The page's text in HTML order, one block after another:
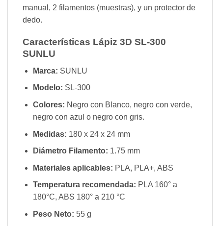
manual, 2 filamentos (muestras), y un protector de
dedo.
Características Lápiz 3D SL-300
SUNLU
Marca: SUNLU
Modelo: SL-300
Colores: Negro con Blanco, negro con verde,
negro con azul o negro con gris.
Medidas: 180 x 24 x 24 mm
Diámetro Filamento: 1.75 mm
Materiales aplicables: PLA, PLA+, ABS
Temperatura recomendada: PLA 160° a
180°C, ABS 180° a 210 °C
Peso Neto: 55 g